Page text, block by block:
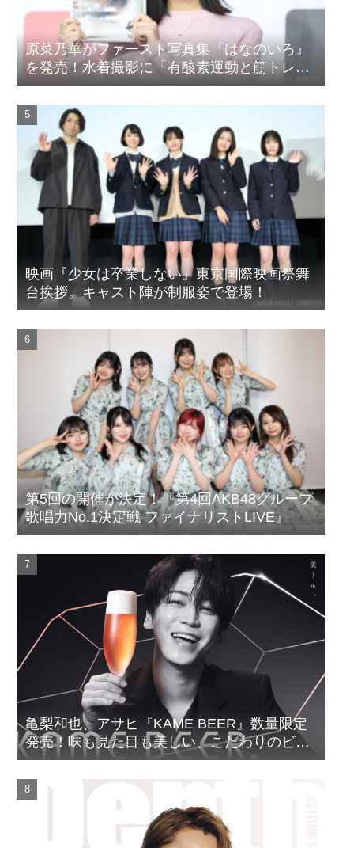
原菜乃華がファースト写真集『はなのいろ』
を発売！水着撮影に「有酸素運動と筋トレを
頑張りました」
映画『少女は卒業しない』東京国際映画祭舞
台挨拶。キャスト陣が制服姿で登場！
第5回の開催が決定！『第4回AKB48グループ
歌唱力No.1決定戦 ファイナリストLIVE』
亀梨和也、アサヒ『KAME BEER』数量限定
発売！味も見た目も美しい、こだわりのビー
ルがついに完成